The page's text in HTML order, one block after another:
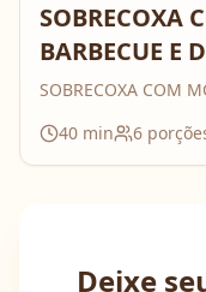
SOBRECOXA
BARBECUE E
SOBRECOXA COM
40 min 6
Deixe